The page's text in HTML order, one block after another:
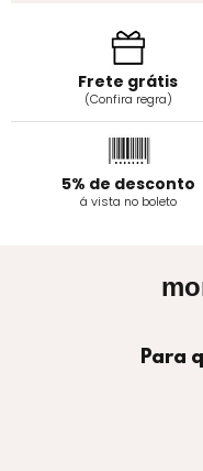
Frete grátis
(Confira regra)
5% de desconto
á vista no boleto
Para